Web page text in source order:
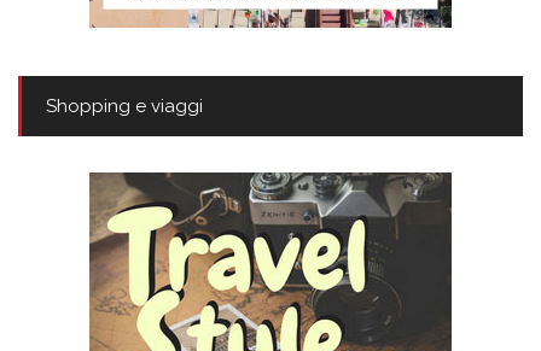
Shopping e viaggi